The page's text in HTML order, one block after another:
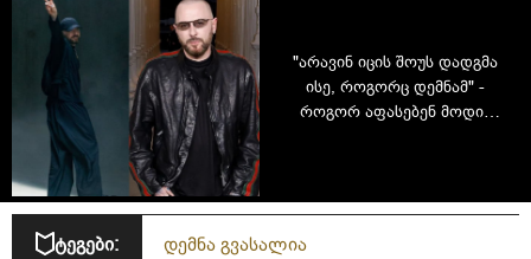
"არავინ იცის შოუს დადგმა
ისე, როგორც დემნამ" -
როგორ აფასებენ მოდის
ტეგები: დემნა გვასალია